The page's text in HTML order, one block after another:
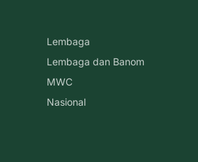
Lembaga
Lembaga dan Banom
MWC
Nasional